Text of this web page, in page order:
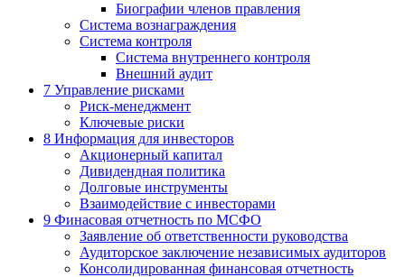
Биографии членов правления
Система вознаграждения
Система контроля
Система внутреннего контроля
Внешний аудит
7 Управление рисками
Риск-менеджмент
Ключевые риски
8 Информация для инвесторов
Акционерный капитал
Дивидендная политика
Долговые инструменты
Взаимодействие с инвеcторами
9 Финасовая отчетность по МСФО
Заявление об ответственности руководства
Аудиторское заключение независимых аудиторов
Консолидированная финансовая отчетность